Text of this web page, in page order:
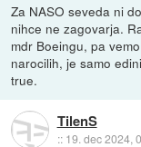
Za NASO seveda ni
nihce ne zagovarja.
mdr Boeingu, pa
narocilih, je samo
true.
TilenS
:: 19. dec 2024,